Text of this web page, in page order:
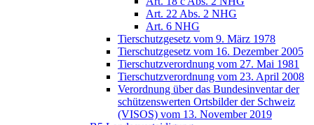
Art. 22 Abs. 2 NHG
Art. 6 NHG
Tierschutzgesetz vom 9. März 1978
Tierschutzgesetz vom 16. Dezember 2005
Tierschutzverordnung vom 27. Mai 1981
Tierschutzverordnung vom 23. April 2008
Verordnung über das Bundesinventar der
schützenswerten Ortsbilder der Schweiz
(VISOS) vom 13. November 2019